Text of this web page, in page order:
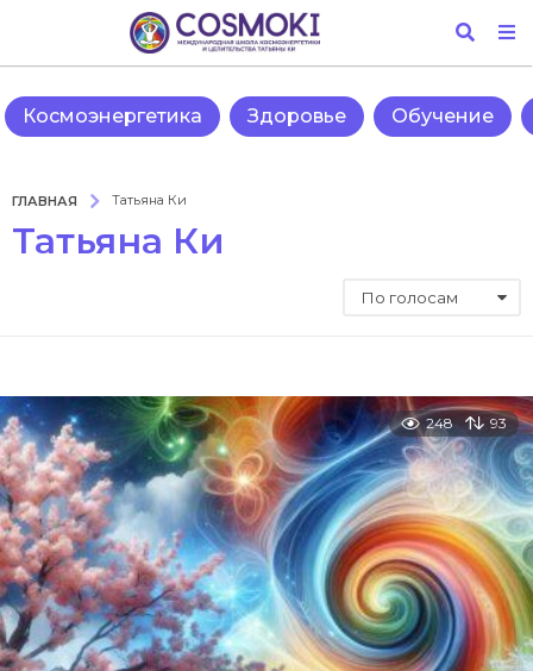
Космоэнергетика Здоровье Обучение
ГЛАВНАЯ Татьяна Ки
Татьяна Ки
По голосам
248 93